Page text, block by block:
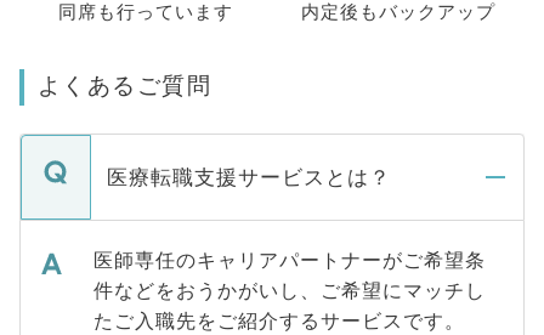
同席も行っています
内定後もバックアップ
よくあるご質問
医療転職支援サービスとは？
医師専任のキャリアパートナーがご希望条
件などをおうかがいし、ご希望にマッチし
たご入職先をご紹介するサービスです。